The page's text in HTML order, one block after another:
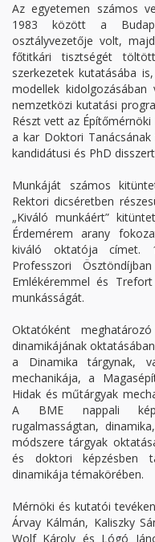
Az egyetemen számos
1983 között a
osztályvezetője volt,
főtitkári tisztségét
szerkezetek kutatásába
modellek
nemzetközi kutatási
Részt vett az
a kar Doktori
kandidátusi és PhD
Munkáját számos
Rektori dicséretben
„Kiváló munkáért”
Érdemérem arany
kiváló oktatója címet.
Professzori
Emlékéremmel és
munkásságát.
Oktatóként
dinamikájának
a Dinamika tárgynak,
mechanikája, a
Hidak és műtárgyak
A BME nappali
rugalmasságtan,
módszere tárgyak
és doktori képzésben
dinamikája témakörében.
Mérnöki és kutatói
Árvay Kálmán, Kaliszky
Wolf Károly és Lógó